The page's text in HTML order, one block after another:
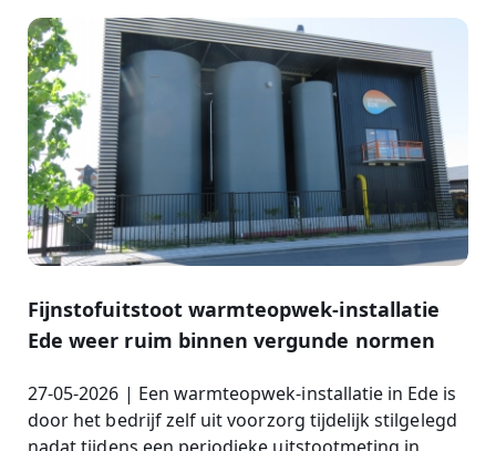
Fijnstofuitstoot warmteopwek-installatie
Ede weer ruim binnen vergunde normen
27-05-2026 | Een warmteopwek-installatie in Ede is
door het bedrijf zelf uit voorzorg tijdelijk stilgelegd